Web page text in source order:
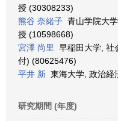
授 (30308233)
熊谷 奈緒子 青山学院大
授 (10598668)
宮澤 尚里
早稲田大学, 社
付) (80625476)
平井 新 東海大学, 政治経
研究期間 (年度)